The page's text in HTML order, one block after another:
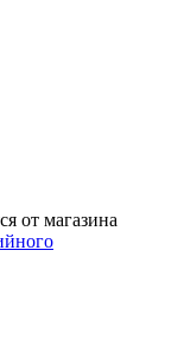
от магазина